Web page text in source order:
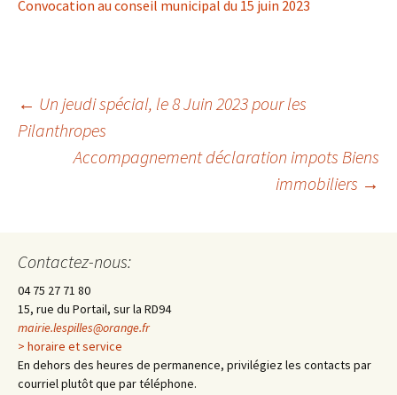
Convocation au conseil municipal du 15 juin 2023
Navigation
articles
← Un jeudi spécial, le 8 Juin 2023 pour les
Pilanthropes
Accompagnement déclaration impots Biens
immobiliers →
Contactez-nous:
04 75 27 71 80
15, rue du Portail, sur la RD94
mairie.lespilles@orange.fr
> horaire et service
En dehors des heures de permanence, privilégiez les contacts par
courriel plutôt que par téléphone.